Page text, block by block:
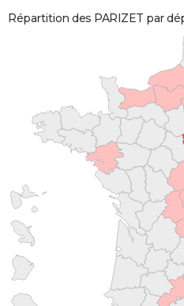
Répartition des PARIZET par